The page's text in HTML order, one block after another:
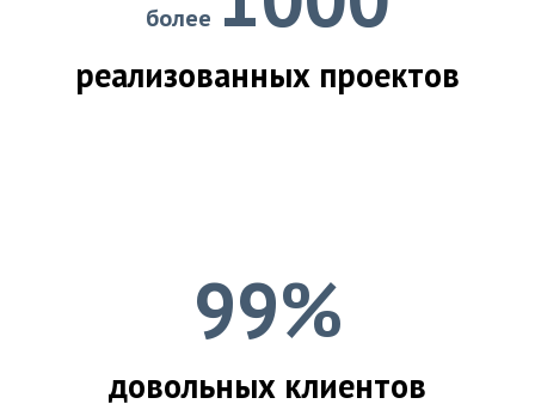
более
реализованных проектов
99%
довольных клиентов